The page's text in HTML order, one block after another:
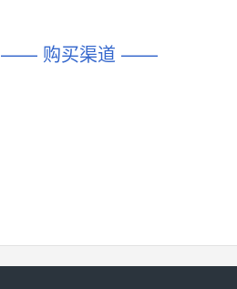
相似度 44%
—— 购买渠道 ——